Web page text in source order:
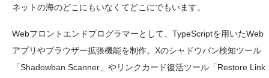
ネットの海のどこにもいなくてどこにでもいます。
Webフロントエンドプログラマーとして、TypeScriptを用いたWeb
アプリやブラウザー拡張機能を制作。Xのシャドウバン検知ツール
「Shadowban Scanner」やリンクカード復活ツール「Restore Link